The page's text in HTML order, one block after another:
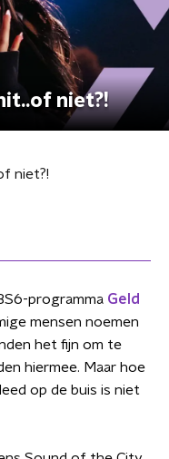
niet?!
niet?!
programma Geld
mensen noemen
het fijn om te
hiermee. Maar hoe
op de buis is niet